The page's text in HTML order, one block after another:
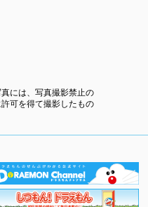
には、写真撮影禁止の
可を得て撮影したもの